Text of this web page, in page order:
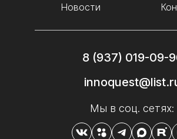
Новости
8 (937) 019-09-
Мы в соц. сетях: